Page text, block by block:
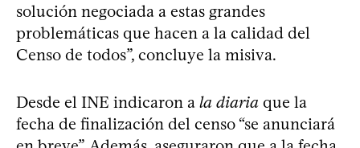
solución negociada a estas grandes
problemáticas que hacen a la calidad del
Censo de todos”, concluye la misiva.
Desde el INE indicaron a la diaria que la
fecha de finalización del censo “se anunciará